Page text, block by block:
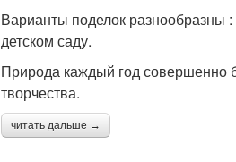
Варианты поделок разнообразны
детском саду.
Природа каждый год совершенно
творчества.
читать дальше →